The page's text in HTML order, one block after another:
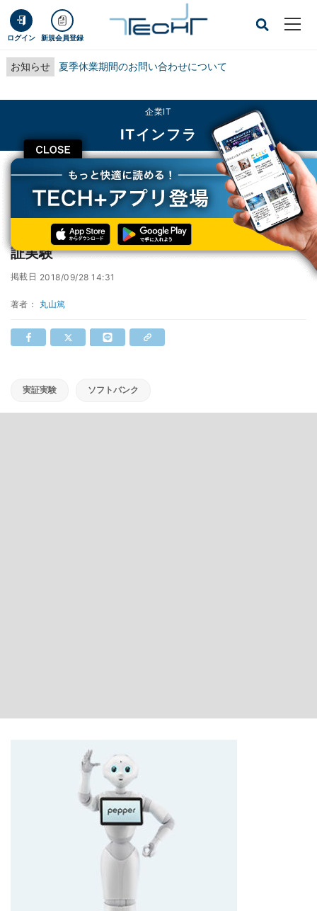
ログイン 新規会員登録
お知らせ 夏季休業期間のお問い合わせについて
CLOSE
企業IT
ITインフラ
TECH+ 企業IT
ITインフラ
ソフトバンク、介護施設におけるPepperの実証実験
ソフトバンク、介護施設におけるPepperの実
証実験
掲載日 2018/09/28 14:31
著者： 丸山篤
実証実験 ソフトバンク